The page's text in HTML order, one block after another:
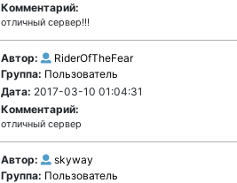
Комментарий:
отличный сервер!!!
Автор:
RiderOfTheFear
Группа: Пользователь
Дата: 2017-03-10 01:04:31
Комментарий:
отличный сервер
Автор:
skyway
Группа: Пользователь